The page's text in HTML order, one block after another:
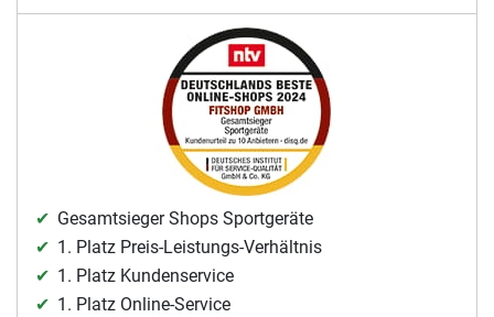
Gesamtsieger Shops Sportgeräte
1. Platz Preis-Leistungs-Verhältnis
1. Platz Kundenservice
1. Platz Online-Service